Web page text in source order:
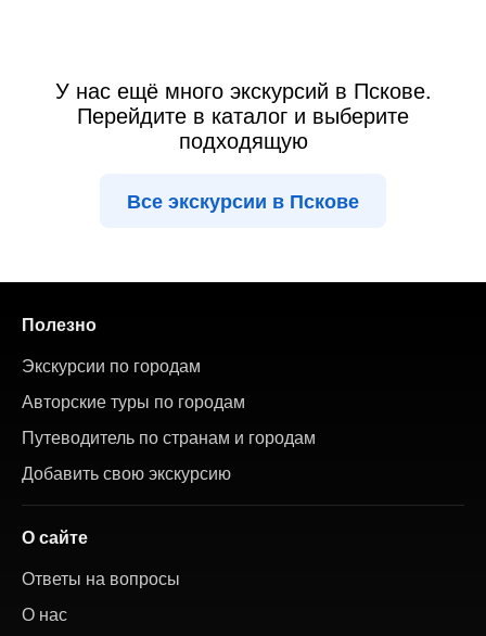
У нас ещё много экскурсий в Пскове.
Перейдите в каталог и выберите
подходящую
Все экскурсии в Пскове
Полезно
Экскурсии по городам
Авторские туры по городам
Путеводитель по странам и городам
Добавить свою экскурсию
О сайте
Ответы на вопросы
О нас